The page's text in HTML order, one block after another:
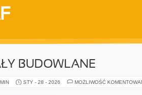
BUDOWLANE
STY - 28 - 2026 MOŻLIWOŚĆ